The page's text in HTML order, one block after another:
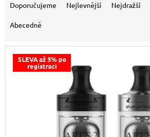
Doporučujeme Nejlevnější Nejdražší
Abecedně
SLEVA až 5% po
registraci